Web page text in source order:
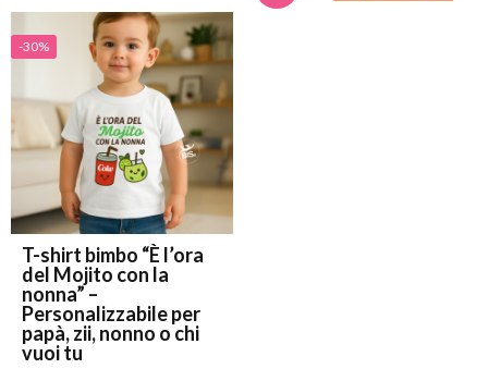
-30%
T-shirt bimbo “È l’ora
del Mojito con la
nonna” –
Personalizzabile per
papà, zii, nonno o chi
vuoi tu